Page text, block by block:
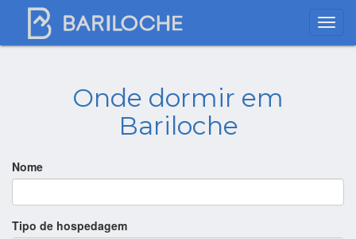
Onde dormir em
Bariloche
Nome
Tipo de hospedagem